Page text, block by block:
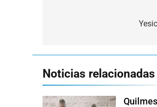
Noticias relacionadas